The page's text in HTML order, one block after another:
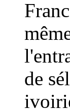
de